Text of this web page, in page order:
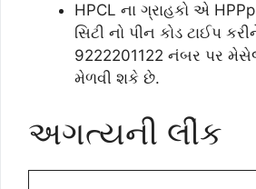
HPCL ના ગ્રાહકો એ
સિટી નો પીન કોડ ટાઈપ
9222201122 નંબર પર
મેળવી શકે છે.
અગત્યની લીંક